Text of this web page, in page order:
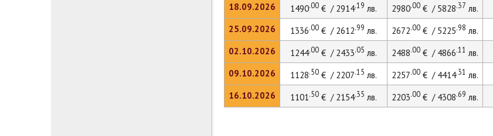
18.09.2026
25.09.2026
02.10.2026
09.10.2026
16.10.2026
1490.00 € / 2914.19 лв. 2980.00 € / 5828.37 лв.
1336.00 € / 2612.99 лв. 2672.00 € / 5225.98 лв.
1244.00 € / 2433.05 лв. 2488.00 € / 4866.11 лв.
1128.50 € / 2207.15 лв. 2257.00 € / 4414.31 лв.
1101.50 € / 2154.35 лв. 2203.00 € / 4308.69 лв.